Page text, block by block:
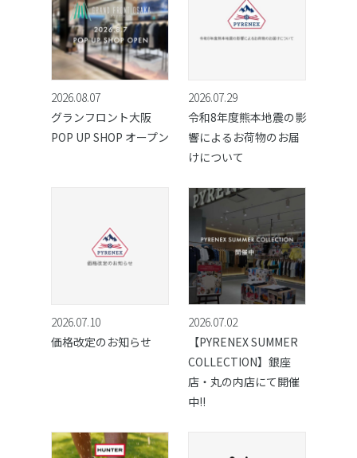
2026.08.07
グランフロント大阪
POP UP SHOP オープン
2026.07.29
令和8年度熊本地震の影
響によるお荷物のお届
けについて
2026.07.10
価格改定のお知らせ
2026.07.02
【PYRENEX SUMMER
COLLECTION】銀座
店・丸の内店にて開催
中!!